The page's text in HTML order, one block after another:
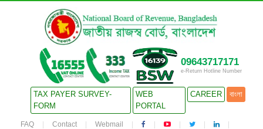
09643717171
e-Return Hotline Number
TAX PAYER SURVEY-
FORM
WEB
PORTAL
CAREER বাংলা
FAQ Contact Webmail